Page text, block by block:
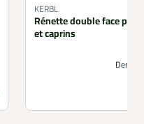
KERBL
Rénette double face
et caprins